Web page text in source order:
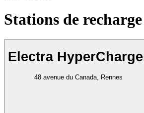
Stations de
Electra
48 avenue du Canada, Rennes